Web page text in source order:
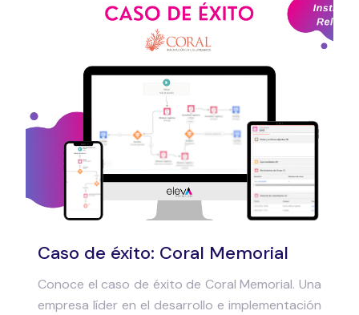
Caso de éxito: Coral Memorial
Conoce el caso de éxito de Coral Memorial. Una
empresa líder en el desarrollo e implementación